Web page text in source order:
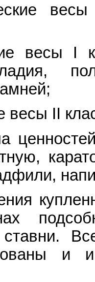
весы I
весы II
ставни.
и